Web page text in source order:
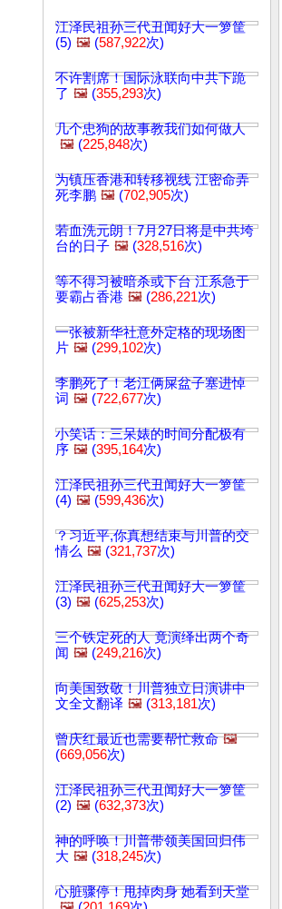
江泽民祖孙三代丑闻好大一箩筐
(5) 🖼️ (587,922次)
不许割席！国际泳联向中共下跪
了 🖼️ (355,293次)
几个忠狗的故事教我们如何做人
🖼️ (225,848次)
为镇压香港和转移视线 江密命弄
死李鹏 🖼️ (702,905次)
若血洗元朗！7月27日将是中共垮
台的日子 🖼️ (328,516次)
等不得习被暗杀或下台 江系急于
要霸占香港 🖼️ (286,221次)
一张被新华社意外定格的现场图
片 🖼️ (299,102次)
李鹏死了！老江俩屎盆子塞进悼
词 🖼️ (722,677次)
小笑话：三呆婊的时间分配极有
序 🖼️ (395,164次)
江泽民祖孙三代丑闻好大一箩筐
(4) 🖼️ (599,436次)
？习近平,你真想结束与川普的交
情么 🖼️ (321,737次)
江泽民祖孙三代丑闻好大一箩筐
(3) 🖼️ (625,253次)
三个铁定死的人 竟演绎出两个奇
闻 🖼️ (249,216次)
向美国致敬！川普独立日演讲中
文全文翻译 🖼️ (313,181次)
曾庆红最近也需要帮忙救命 🖼️
(669,056次)
江泽民祖孙三代丑闻好大一箩筐
(2) 🖼️ (632,373次)
神的呼唤！川普带领美国回归伟
大 🖼️ (318,245次)
心脏骤停！甩掉肉身 她看到天堂